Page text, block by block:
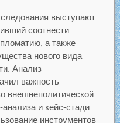
выступают
соотнести
а также
нового вида
Анализ
важность
внешнеполитической
и кейс-стади
инструментов